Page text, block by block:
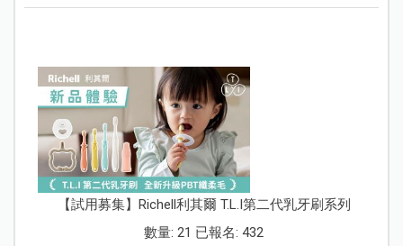
【試用募集】Richell利其爾 T.L.I第二代乳牙刷系列
數量: 21 已報名: 432